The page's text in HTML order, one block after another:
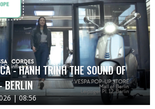
- HÀNH TRÌNH THE SOUND OF
BERLIN
| 08:56